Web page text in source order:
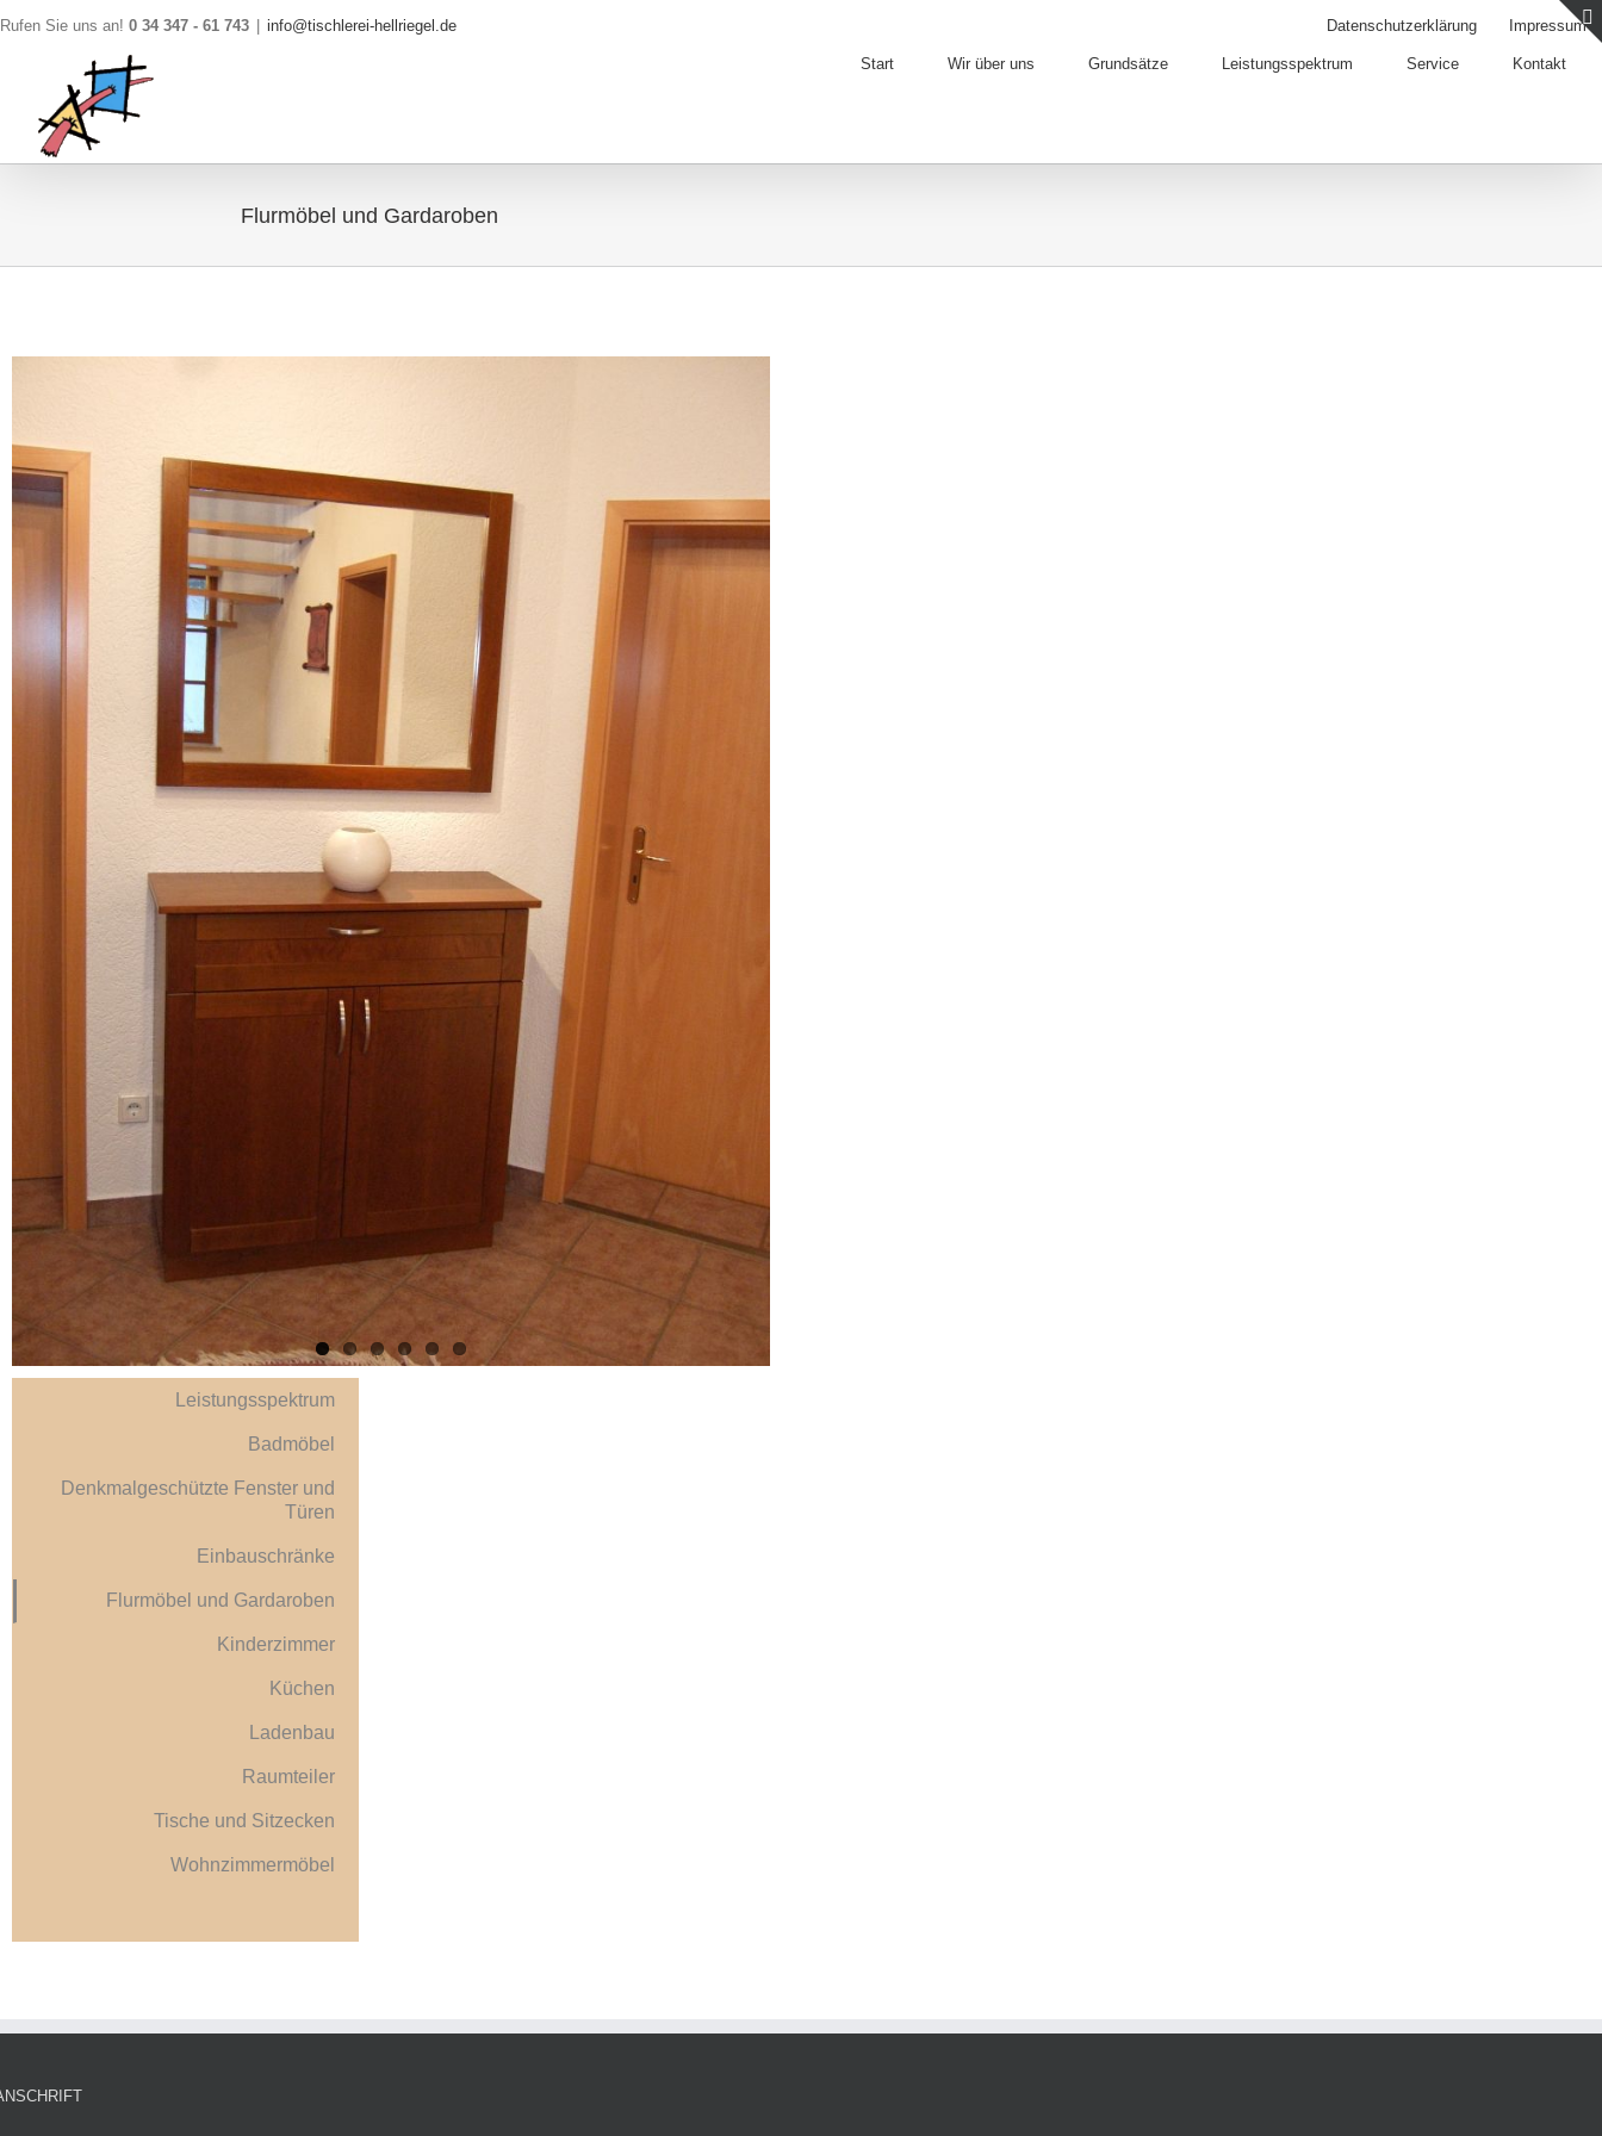
toRufen Sie uns an! 0 34 347 - 61 743 info@tischlerei-hellriegel.de Datenschutzerklärung Impressum
Start Wir über uns Grundsätze Leistungsspektrum Service Kontakt
Flurmöbel und Gardaroben
Leistungsspektrum
Badmöbel
Denkmalgeschützte Fenster und
Türen
Einbauschränke
Flurmöbel und Gardaroben
Kinderzimmer
Küchen
Ladenbau
Raumteiler
Tische und Sitzecken
Wohnzimmermöbel